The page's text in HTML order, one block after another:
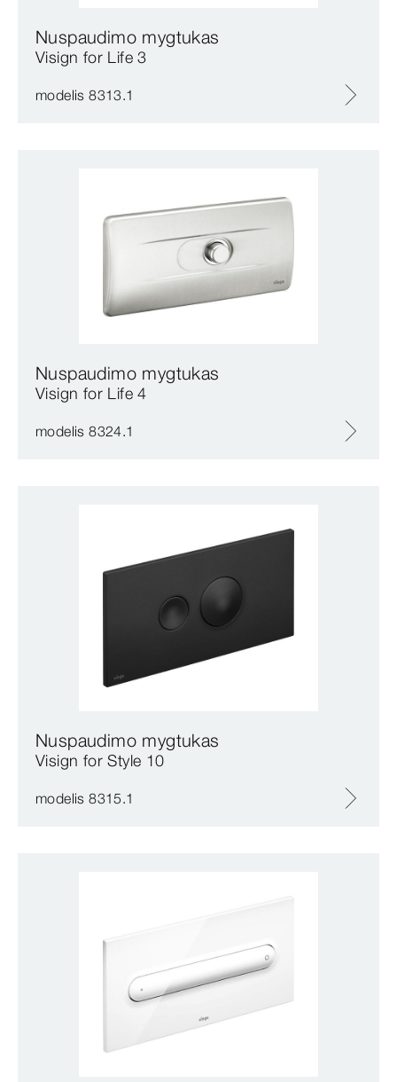
Nuspaudimo mygtukas
Visign for Life 3
modelis 8313.1
Nuspaudimo mygtukas
Visign for Life 4
modelis 8324.1
Nuspaudimo mygtukas
Visign for Style 10
modelis 8315.1